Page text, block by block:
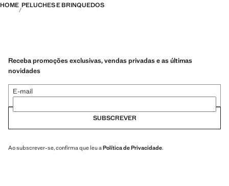
HOME PELUCHES E BRINQUEDOS
Receba promoções exclusivas, vendas privadas e as últimas
novidades
E-mail
SUBSCREVER
Ao subscrever-se, confirma que leu a Política de Privacidade.